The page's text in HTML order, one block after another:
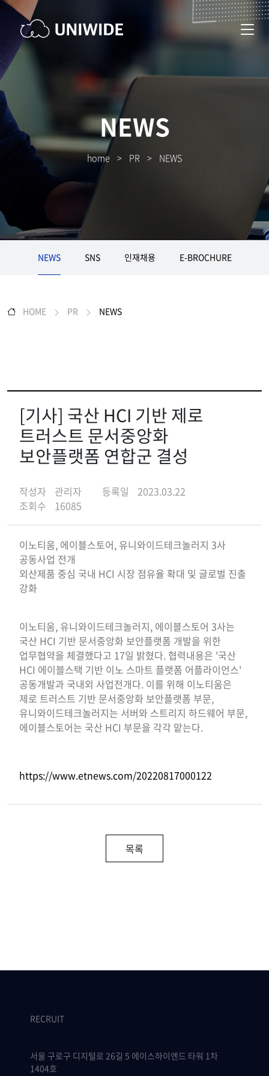
NEWS
home > PR > NEWS
NEWS SNS 인재채용 E-BROCHURE
HOME PR NEWS
[기사] 국산 HCI 기반 제로
트러스트 문서중앙화
보안플랫폼 연합군 결성
작성자 관리자 등록일
2023.03.22
조회수
16085
이노티움, 에이블스토어, 유니와이드테크놀러지 3사
공동사업 전개
외산제품 중심 국내 HCI 시장 점유율 확대 및 글로벌 진출
강화
이노티움, 유니와이드테크놀러지, 에이블스토어 3사는
국산 HCI 기반 문서중앙화 보안플랫폼 개발을 위한
업무협약을 체결했다고 17일 밝혔다. 협력내용은 '국산
HCI 에이블스택 기반 이노 스마트 플랫폼 어플라이언스'
공동개발과 국내외 사업전개다. 이를 위해 이노티움은
제로 트러스트 기반 문서중앙화 보안플랫폼 부문,
유니와이드테크놀러지는 서버와 스트리지 하드웨어 부문,
에이블스토어는 국산 HCI 부문을 각각 맡는다.
https://www.etnews.com/20220817000122
목록
RECRUIT
서울 구로구 디지털로 26길 5 에이스하이엔드 타워 1차
1404호